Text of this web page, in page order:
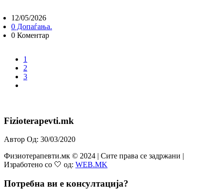
12/05/2026
0 Допаѓања.
0 Коментар
1
2
3
Fizioterapevti.mk
Автор Од: 30/03/2020
Физиотерапевти.мк © 2024 | Сите права се задржани |
Изработено со 🤍 од: WEB.MK
Потребна ви е консултација?